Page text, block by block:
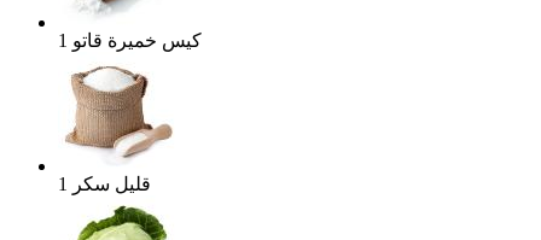
1 كيس خميرة قاتو
1 قليل سكر